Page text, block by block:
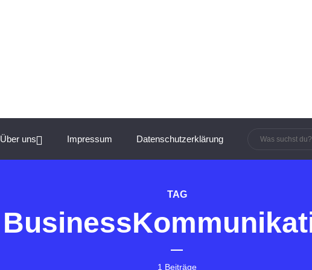
Über uns Impressum Datenschutzerklärung
TAG
1 Beiträge